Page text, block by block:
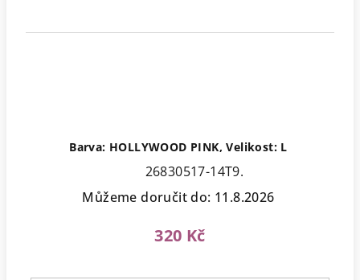
Barva: HOLLYWOOD PINK, Velikost: L
26830517-14T9.
Můžeme doručit do: 11.8.2026
320 Kč